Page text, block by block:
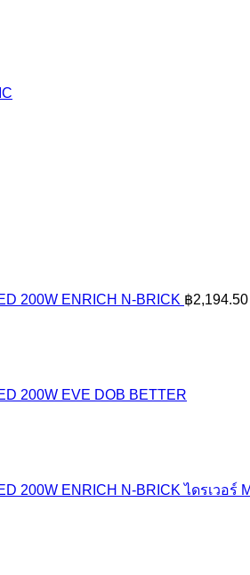
200W ENRICH N-BRICK ฿2,194.50
200W EVE DOB BETTER
200W ENRICH N-BRICK ไดรเวอร์